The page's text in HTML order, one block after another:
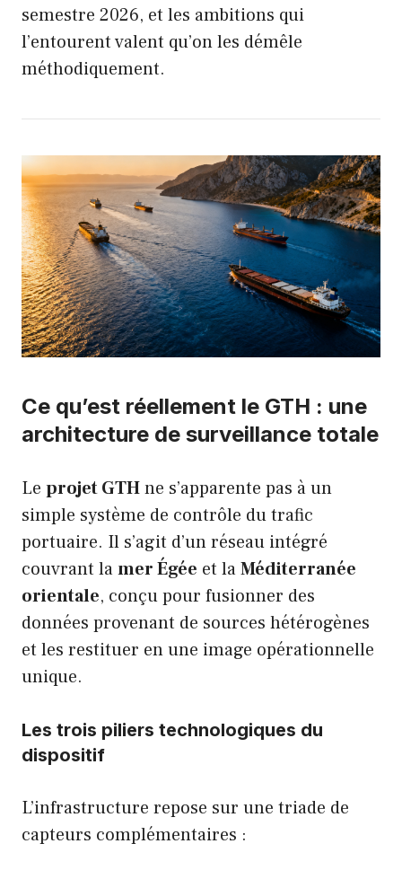
semestre 2026, et les ambitions qui
l’entourent valent qu’on les démêle
méthodiquement.
Ce qu’est réellement le GTH : une
architecture de surveillance totale
Le projet GTHne s’apparente pas à un
simple système de contrôle du trafic
portuaire. Il s’agit d’un réseau intégré
couvrant lamer Égée et laMéditerranée
orientale, conçu pour fusionner des
données provenant de sources hétérogènes
et les restituer en une image opérationnelle
unique.
Les trois piliers technologiques du
dispositif
L’infrastructure repose sur une triade de
capteurs complémentaires :